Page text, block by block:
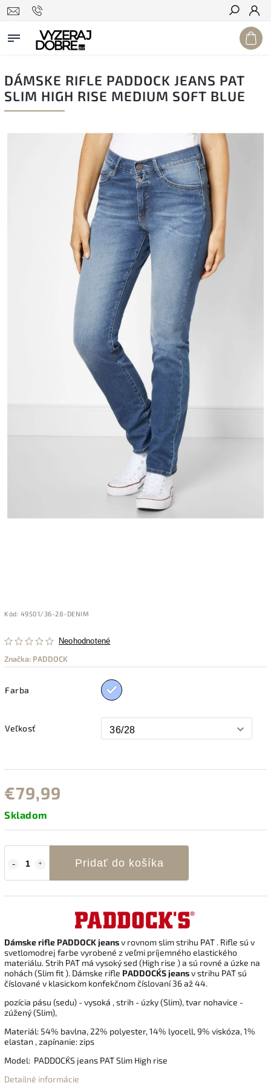
Hľadať
DÁMSKE RIFLE PADDOCK JEANS PAT
SLIM HIGH RISE MEDIUM SOFT BLUE
Kód: 49501/36-28-DENIM
Neohodnotené
Značka: PADDOCK
Farba
Veľkosť
€79,99
Skladom
Pridať do košíka
Dámske rifle PADDOCK jeansv rovnom slim strihu PAT . Rifle sú v
svetlomodrej farbe vyrobené z veľmi príjemného elastického
materiálu. Strih PAT má vysoký sed (High rise ) a sú rovné a úzke na
nohách (Slim fit ). Dámske rifle PADDOCK´S jeansv strihu PAT sú
číslované v klasickom konfekčnom číslovaní 36 až 44.
pozícia pásu (sedu) - vysoká , strih - úzky (Slim), tvar nohavice -
zúžený (Slim),
Materiál: 54% bavlna, 22% polyester, 14% lyocell, 9% viskóza, 1%
elastan , zapínanie: zips
Model: PADDOCK´S jeans PAT Slim High rise
Detailné informácie